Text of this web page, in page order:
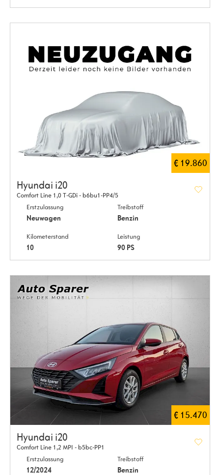
€ 19.860
Hyundai i20
Comfort Line 1,0 T-GDi - b6bu1-PP4/5
Erstzulassung
Neuwagen
Treibstoff
Benzin
Kilometerstand
10
Leistung
90 PS
€ 15.470
Hyundai i20
Comfort Line 1,2 MPI - b5bc-PP1
Erstzulassung
12/2024
Treibstoff
Benzin